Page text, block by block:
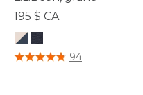
195 $ CA
4,4 sur 5 Évaluation des clients
94